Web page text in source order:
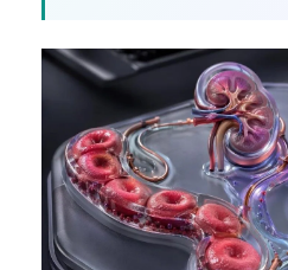
ဗမာစာ
ភាសាខ្មែរ
Kiswahili
Українська